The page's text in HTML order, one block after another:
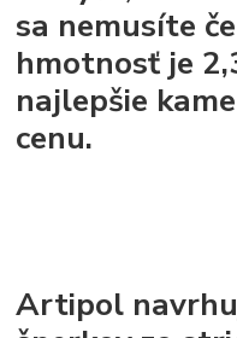
sa nemusíte
hmotnosť je
najlepšie
cenu.
Artipol